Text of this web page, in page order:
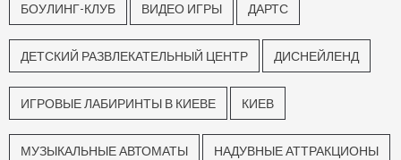
БОУЛИНГ-КЛУБ ВИДЕО ИГРЫ ДАРТС
ДЕТСКИЙ РАЗВЛЕКАТЕЛЬНЫЙ ЦЕНТР ДИСНЕЙЛЕНД
ИГРОВЫЕ ЛАБИРИНТЫ В КИЕВЕ КИЕВ
МУЗЫКАЛЬНЫЕ АВТОМАТЫ НАДУВНЫЕ АТТРАКЦИОНЫ